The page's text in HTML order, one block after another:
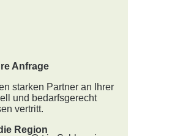
Anfrage
starken Partner an Ihrer
und bedarfsgerecht
vertritt.
Region